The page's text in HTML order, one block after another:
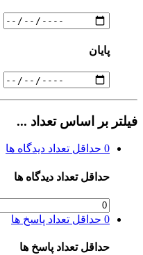
پایان
فیلتر بر اساس تعداد ...
0 حداقل تعداد دیدگاه ها
حداقل تعداد دیدگاه ها
0 حداقل تعداد پاسخ ها
حداقل تعداد پاسخ ها